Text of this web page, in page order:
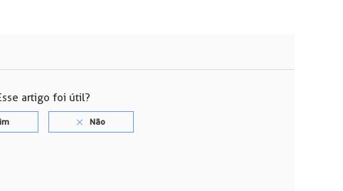
artigo foi útil?